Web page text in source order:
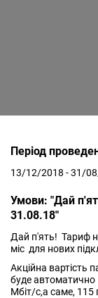
Період
13/12/2018 - 31/
Умови: "Дай
31.08.18"
Дай п'ять! Тариф
міс для нових
Акційна вартість
буде автоматично
Мбіт/с,а саме, 115